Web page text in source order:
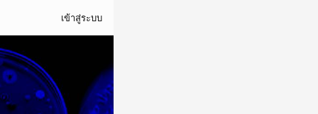
เข้าสู่ระบบ